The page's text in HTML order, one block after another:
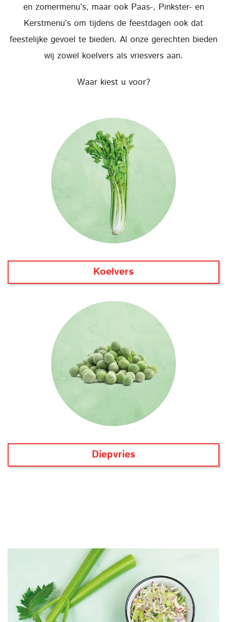
en zomermenu’s, maar ook Paas-, Pinkster- en
Kerstmenu’s om tijdens de feestdagen ook dat
feestelijke gevoel te bieden. Al onze gerechten bieden
wij zowel koelvers als vriesvers aan.
Waar kiest u voor?
Koelvers
Diepvries